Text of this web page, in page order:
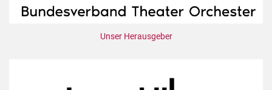
Unser Herausgeber